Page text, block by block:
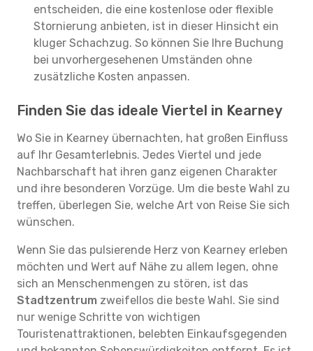
entscheiden, die eine kostenlose oder flexible
Stornierung anbieten, ist in dieser Hinsicht ein
kluger Schachzug. So können Sie Ihre Buchung
bei unvorhergesehenen Umständen ohne
zusätzliche Kosten anpassen.
Finden Sie das ideale Viertel in Kearney
Wo Sie in Kearney übernachten, hat großen Einfluss
auf Ihr Gesamterlebnis. Jedes Viertel und jede
Nachbarschaft hat ihren ganz eigenen Charakter
und ihre besonderen Vorzüge. Um die beste Wahl zu
treffen, überlegen Sie, welche Art von Reise Sie sich
wünschen.
Wenn Sie das pulsierende Herz von Kearney erleben
möchten und Wert auf Nähe zu allem legen, ohne
sich an Menschenmengen zu stören, ist das
Stadtzentrum zweifellos die beste Wahl. Sie sind
nur wenige Schritte von wichtigen
Touristenattraktionen, belebten Einkaufsgegenden